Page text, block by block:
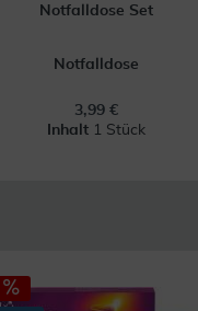
Notfalldose Set
Notfalldose
3,99 €
Inhalt 1 Stück